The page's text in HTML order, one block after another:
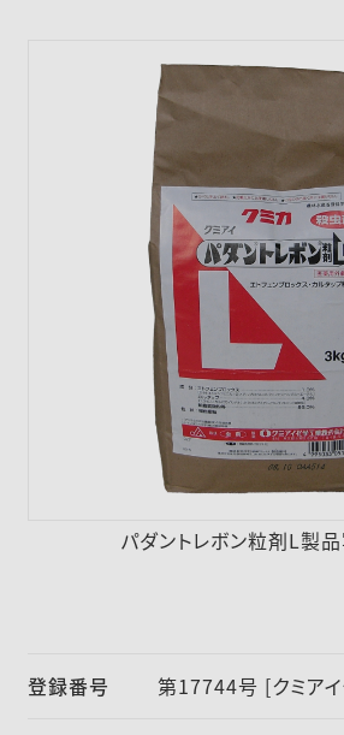
お問い合わせ English
サステナビリティ
株主・投資家情報
パダントレボン粒剤L製
登録番号 第17744号 [クミア